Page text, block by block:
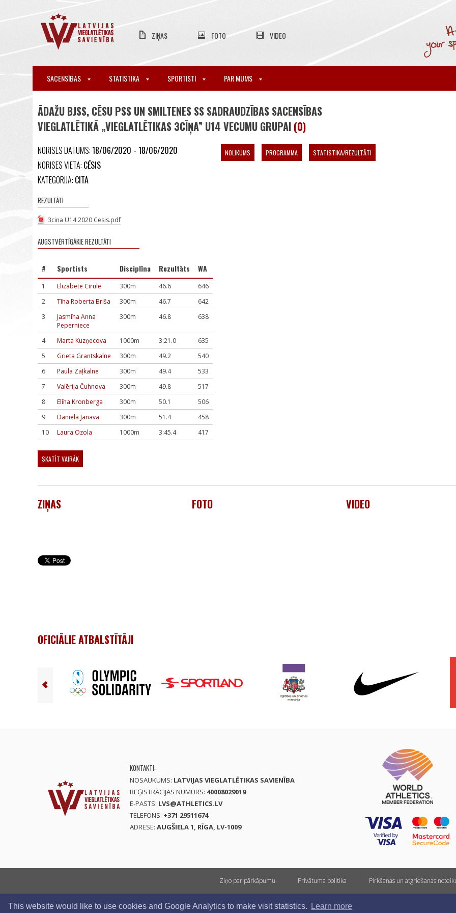
This website would like to use cookies and Google Analytics to make visit statistics. Learn more
ZIŅAS FOTO VIDEO
SACENSĪBAS STATISTIKA SPORTISTI PAR MUMS
ĀDAŽU BJSS, CĒSU PSS UN SMILTENES SS SADRAUDZĪBAS SACENSĪBAS
VIEGLATLĒTIKĀ „VIEGLATLĒTIKAS 3CĪŅA” U14 VECUMU GRUPAI (0)
NORISES DATUMS:18/06/2020 - 18/06/2020
NORISES VIETA: CĒSIS
KATEGORIJA: CITA
REZULTĀTI
3cina U14 2020 Cesis.pdf
AUGSTVĒRTĪGĀKIE REZULTĀTI
# Sportists Disciplīna Rezultāts WA
1 Elizabete Cīrule 300m 46.6
646
2
Tīna Roberta Briša 300m 46.7
642
3
Jasmīna Anna
Peperniece
300m 46.8 638
4 Marta Kuzņecova 1000m 3:21.0
635
5
Grieta Grantskalne 300m 49.2
540
6
Paula Zaļkalne 300m 49.4
533
7
Valērija Čuhnova 300m 49.8
517
8
Elīna Kronberga 300m 50.1
506
9
Daniela Janava 300m 51.4
458
10
Laura Ozola 1000m 3:45.4 417
SKATĪT VAIRĀK
NOLIKUMS PROGRAMMA STATISTIKA/REZULTĀTI
ZIŅAS FOTO VIDEO
OFICIĀLIE ATBALSTĪTĀJI
KONTAKTI:
NOSAUKUMS: LATVIJAS VIEGLATLĒTIKAS SAVIENĪBA
REĢISTRĀCIJAS NUMURS: 40008029019
E-PASTS: LVS@ATHLETICS.LV
TELEFONS: +371 29511674
ADRESE: AUGŠIELA 1, RĪGA, LV-1009
Ziņo par pārkāpumu Privātuma politika Pirkšanas un atgriešanas
Visas tiesības rezervētas. Pārpublicēšanas gadījumā saite uz athletics.lv ir obligāta.